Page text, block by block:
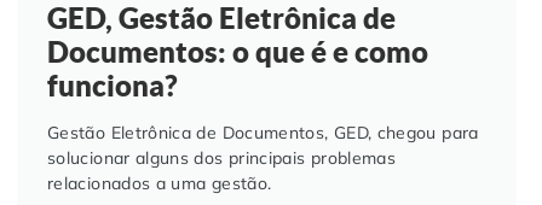
Auditoria de Processos
Transformação Digital
Gestão do Departamento Pessoal
GED, Gestão Eletrônica de
Documentos: o que é e como
funciona?
Gestão Eletrônica de Documentos, GED, chegou para
solucionar alguns dos principais problemas
relacionados a uma gestão.